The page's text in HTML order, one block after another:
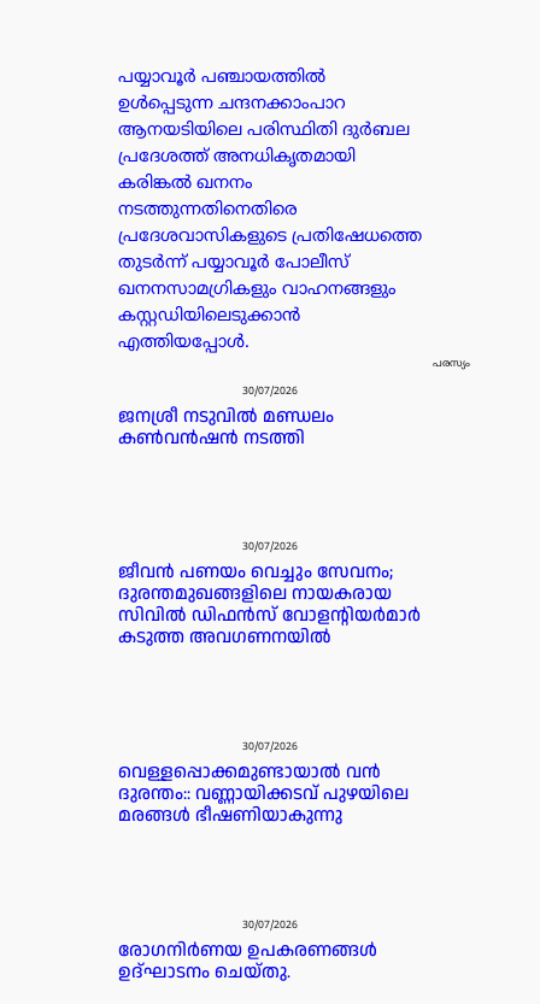
പയ്യാവൂർ പഞ്ചായത്തിൽ
ഉൾപ്പെടുന്ന ചന്ദനക്കാംപാറ
ആനയടിയിലെ പരിസ്ഥിതി ദുർബല
പ്രദേശത്ത് അനധികൃതമായി
കരിങ്കൽ ഖനനം
നടത്തുന്നതിനെതിരെ
പ്രദേശവാസികളുടെ പ്രതിഷേധത്തെ
തുടർന്ന് പയ്യാവൂർ പോലീസ്
ഖനനസാമഗ്രികളും വാഹനങ്ങളും
കസ്റ്റഡിയിലെടുക്കാൻ
എത്തിയപ്പോൾ.
പരസ്യം
30/07/2026
ജനശ്രീ നടുവിൽ മണ്ഡലം
കൺവൻഷൻ നടത്തി
30/07/2026
ജീവൻ പണയം വെച്ചും സേവനം;
ദുരന്തമുഖങ്ങളിലെ നായകരായ
സിവിൽ ഡിഫൻസ് വോളന്റിയർമാർ
കടുത്ത അവഗണനയിൽ
30/07/2026
വെള്ളപ്പൊക്കമുണ്ടായാൽ വൻ
ദുരന്തം:: വണ്ണായിക്കടവ് പുഴയിലെ
മരങ്ങൾ ഭീഷണിയാകുന്നു
30/07/2026
രോഗനിർണയ ഉപകരണങ്ങൾ
ഉദ്ഘാടനം ചെയ്തു.